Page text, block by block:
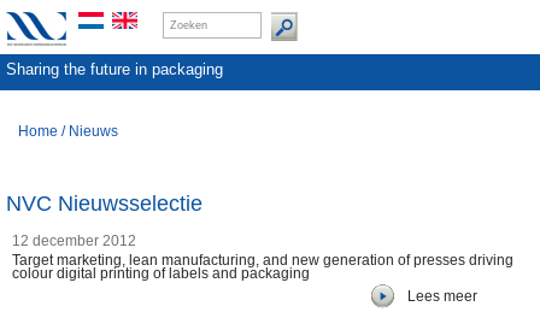
Sharing the future in packaging
Home / Nieuws
NVC Nieuwsselectie
12 december 2012
Target marketing, lean manufacturing, and new generation of presses driving
colour digital printing of labels and packaging
Lees meer